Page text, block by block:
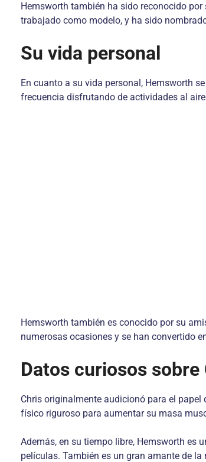
Hemsworth también ha sido reconocido
trabajado como modelo, y ha sido
Su vida personal
En cuanto a su vida personal, Hemsworth
frecuencia disfrutando de actividades al
Hemsworth también es conocido por su
numerosas ocasiones y se han convertido
Datos curiosos
Chris originalmente audicionó para el
físico riguroso para aumentar su masa
Además, en su tiempo libre, Hemsworth es
películas. También es un gran amante de